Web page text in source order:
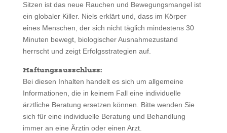
Sitzen ist das neue Rauchen und Bewegungsmangel ist
ein globaler Killer. Niels erklärt und, dass im Körper
eines Menschen, der sich nicht täglich mindestens 30
Minuten bewegt, biologischer Ausnahmezustand
herrscht und zeigt Erfolgsstrategien auf.
Haftungsausschluss:
Bei diesen Inhalten handelt es sich um allgemeine
Informationen, die in keinem Fall eine individuelle
ärztliche Beratung ersetzen können. Bitte wenden Sie
sich für eine individuelle Beratung und Behandlung
immer an eine Ärztin oder einen Arzt.